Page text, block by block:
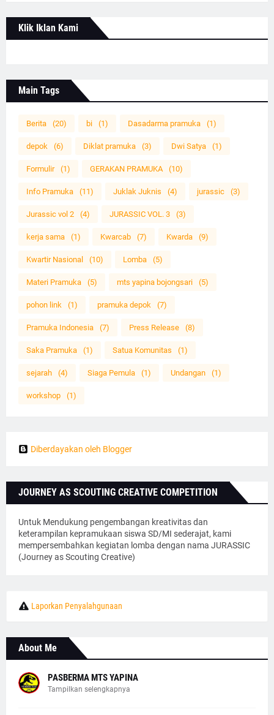
Klik Iklan Kami
Main Tags
Berita (20) bi (1) Dasadarma pramuka (1)
depok (6) Diklat pramuka (3) Dwi Satya (1)
Formulir (1) GERAKAN PRAMUKA (10)
Info Pramuka (11) Juklak Juknis (4) jurassic (3)
Jurassic vol 2 (4) JURASSIC VOL. 3 (3)
kerja sama (1) Kwarcab (7) Kwarda (9)
Kwartir Nasional (10) Lomba (5)
Materi Pramuka (5) mts yapina bojongsari (5)
pohon link (1) pramuka depok (7)
Pramuka Indonesia (7) Press Release (8)
Saka Pramuka (1) Satua Komunitas (1)
sejarah (4) Siaga Pemula (1) Undangan (1)
workshop (1)
Diberdayakan oleh Blogger
JOURNEY AS SCOUTING CREATIVE COMPETITION
Untuk Mendukung pengembangan kreativitas dan
keterampilan kepramukaan siswa SD/MI sederajat, kami
mempersembahkan kegiatan lomba dengan nama JURASSIC
(Journey as Scouting Creative)
Laporkan Penyalahgunaan
About Me
PASBERMA MTS YAPINA
Tampilkan selengkapnya